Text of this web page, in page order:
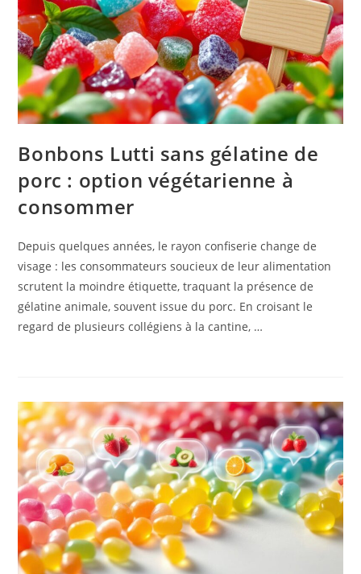
Bonbons Lutti sans gélatine de
porc : option végétarienne à
consommer
Depuis quelques années, le rayon confiserie change de
visage : les consommateurs soucieux de leur alimentation
scrutent la moindre étiquette, traquant la présence de
gélatine animale, souvent issue du porc. En croisant le
regard de plusieurs collégiens à la cantine, …